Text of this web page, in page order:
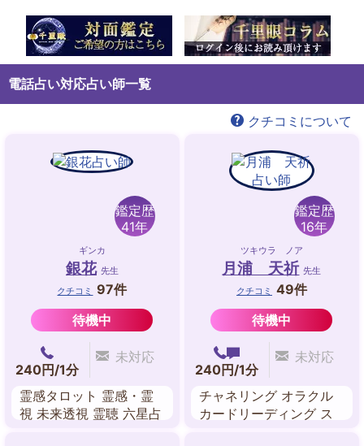
電話占い対応占い師一覧
クチコミについて
鑑定歴
41年
ギンカ
銀花 先生
クチコミ
97件
待機中
240円/1分
未対応
霊感タロット 霊感・霊
視 未来透視 霊聴 六星占
鑑定歴
16年
ツキウラ ノア
月浦 天祈 先生
クチコミ 49件
待機中
240円/1分
未対応
チャネリング オラクル
カードリーディング ス